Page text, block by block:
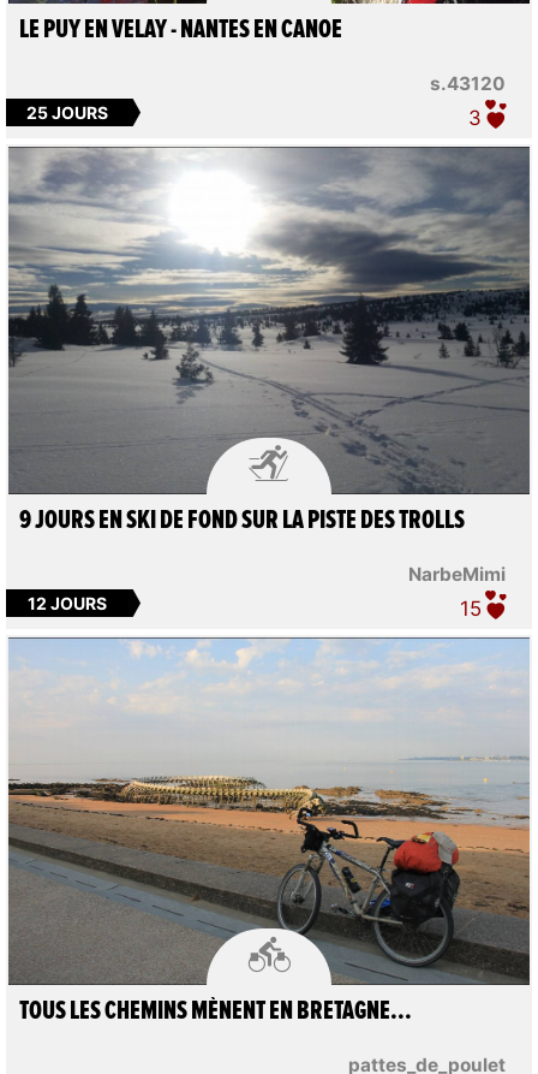
s.43120
LE PUY EN VELAY - NANTES EN CANOE
25 JOURS 3

NarbeMimi
9 JOURS EN SKI DE FOND SUR LA PISTE DES TROLLS
12 JOURS 15

pattes_de_poulet
TOUS LES CHEMINS MÈNENT EN BRETAGNE...